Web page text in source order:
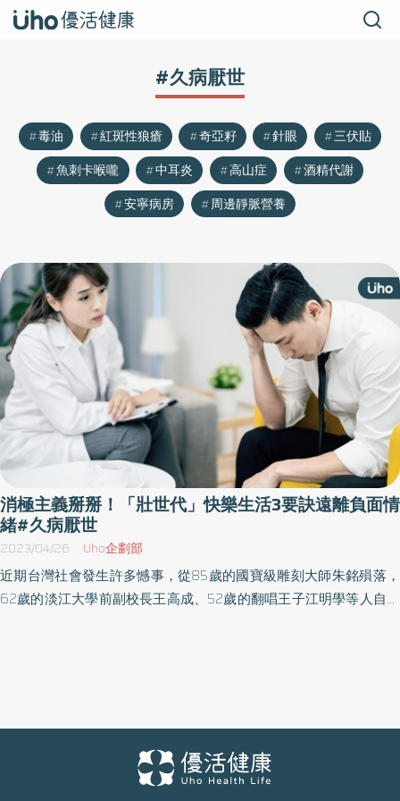
#久病厭世
毒油 紅斑性狼瘡 奇亞籽 針眼
三伏貼
魚刺卡喉嚨
中耳炎 高山症
酒精代謝
安寧病房
周邊靜脈營養
消極主義掰掰！「壯世代」快樂生活3要訣遠離負面情
緒#久病厭世
2023/04/26 Uho企劃部
近期台灣社會發生許多憾事，從85歲的國寶級雕刻大師朱銘殞落，
62歲的淡江大學前副校長王高成、52歲的翻唱王子江明學等人自殺
標籤化」，當你在人生低谷時，造成的原因往往是諸多事件的積
累，並非一蹴可及，我們應該去除標籤化，不隨意定義他人；其次